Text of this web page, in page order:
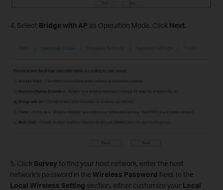
4. Select Bridge with AP as Operation Mode. Click Next.
5. Click Surveyto find your host network, enter the host
network’s password in the Wireless Password field. In the
Local Wireless Setting section, either customize your Local